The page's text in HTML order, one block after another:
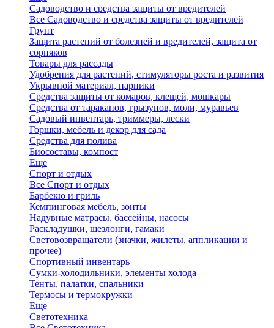
Садоводство и средства защиты от вредителей
Все Садоводство и средства защиты от вредителей
Грунт
Защита растений от болезней и вредителей, защита от
сорняков
Товары для рассады
Удобрения для растений, стимуляторы роста и развития
Укрывной материал, парники
Средства защиты от комаров, клещей, мошкары
Средства от тараканов, грызунов, моли, муравьев
Садовый инвентарь, триммеры, лески
Горшки, мебель и декор для сада
Средства для полива
Биосоставы, компост
Еще
Спорт и отдых
Все Спорт и отдых
Барбекю и гриль
Кемпинговая мебель, зонты
Надувные матрасы, бассейны, насосы
Раскладушки, шезлонги, гамаки
Световозвращатели (значки, жилеты, аппликации и
прочее)
Спортивный инвентарь
Сумки-холодильники, элементы холода
Тенты, палатки, спальники
Термосы и термокружки
Еще
Светотехника